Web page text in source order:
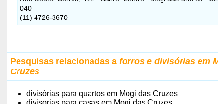
040
(11) 4726-3670
Pesquisas relacionadas a forros e divisórias em
Cruzes
divisórias para quartos em Mogi das Cruzes
divisorias para casas em Mogi das Cruzes